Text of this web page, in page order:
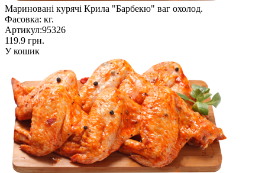
Мариновані курячі Крила "Барбекю" ваг охолод.
Фасовка: кг.
Артикул:95326
119.9 грн.
У кошик